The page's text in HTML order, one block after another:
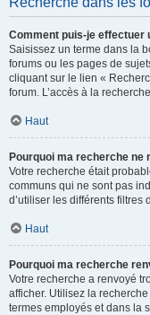
Comment puis-je effectuer
Saisissez un terme dans la
forums ou les pages de
cliquant sur le lien «
forum. L’accès à la
Haut
Pourquoi ma recherche ne
Votre recherche était
communs qui ne sont pas
d’utiliser les différents
Haut
Pourquoi ma recherche
Votre recherche a renvoyé
afficher. Utilisez la
termes employés et dans la